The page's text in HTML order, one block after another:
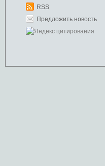
RSS
Предложить новость